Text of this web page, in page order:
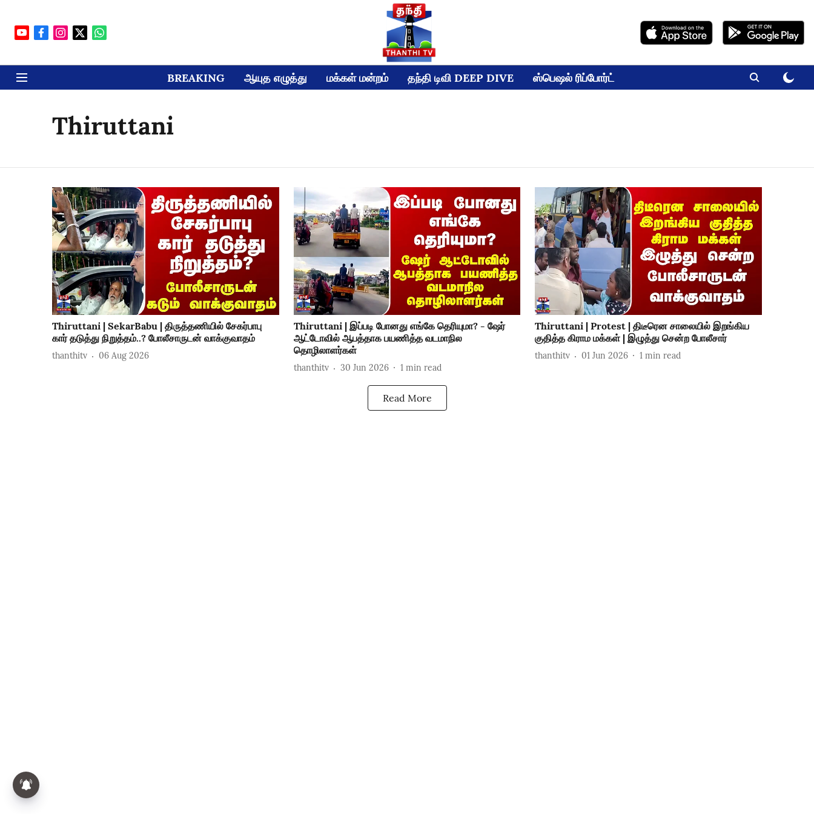
BREAKING ஆயுத எழுத்து மக்கள் மன்றம் தந்தி டிவி DEEP DIVE ஸ்பெஷல் ரிப்போர்ட்
Thiruttani
Thiruttani | SekarBabu | திருத்தணியில் சேகர்பாபு
கார் தடுத்து நிறுத்தம்..? போலீசாருடன் வாக்குவாதம்
thanthitv 06 Aug 2026
Thiruttani | இப்படி போனது எங்கே தெரியுமா? - ஷேர்
ஆட்டோவில் ஆபத்தாக பயணித்த வடமாநில
தொழிலாளர்கள்
thanthitv 30 Jun 2026 1 min read
Thiruttani | Protest | திடீரென சாலையில் இறங்கிய
குதித்த கிராம மக்கள் | இழுத்து சென்ற போலீசார்
thanthitv 01 Jun 2026 1 min read
Read More